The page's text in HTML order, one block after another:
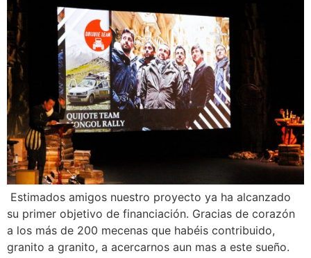
Estimados amigos nuestro proyecto ya ha alcanzado
su primer objetivo de financiación. Gracias de corazón
a los más de 200 mecenas que habéis contribuido,
granito a granito, a acercarnos aun mas a este sueño.